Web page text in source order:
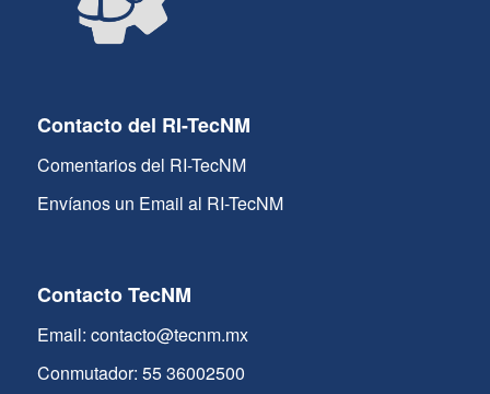
Contacto del RI-TecNM
Comentarios del RI-TecNM
Envíanos un Email al RI-TecNM
Contacto TecNM
Email: contacto@tecnm.mx
Conmutador: 55 36002500